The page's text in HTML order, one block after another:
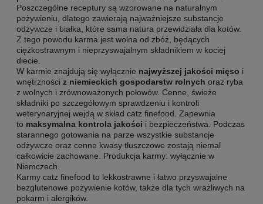
Poszczególne receptury są wzorowane na naturalnym
pożywieniu, dlatego zawierają najważniejsze substancje
odżywcze i białka, które sama natura przewidziała dla kotów.
Z tego powodu karma jest wolna od zbóż, będących
ciężkostrawnym i nieprzyswajalnym składnikiem w kociej
diecie.
W karmie znajdują się wyłącznie najwyższej jakości mięso i
wnętrzności z niemieckich gospodarstw rolnych oraz ryba
z wolnych i zrównoważonych połowów. Cenne, świeże
składniki po szczegółowym sprawdzeniu i kontroli
weterynaryjnej wejdą w skład catz finefood. Zapewnia
to maksymalna kontrola jakości i bezpieczeństwa. Podczas
starannego gotowania na parze wszystkie substancje
odżywcze oraz cenne kwasy tłuszczowe zostają niemal
całkowicie zachowane. Produkcja karmy: wyłącznie w
Niemczech.
Karmy catz finefood to lekkostrawne i łatwo przyswajalne
bezglutenowe pożywienie kotów, także dla tych wrażliwych na
pokarm i alergików.